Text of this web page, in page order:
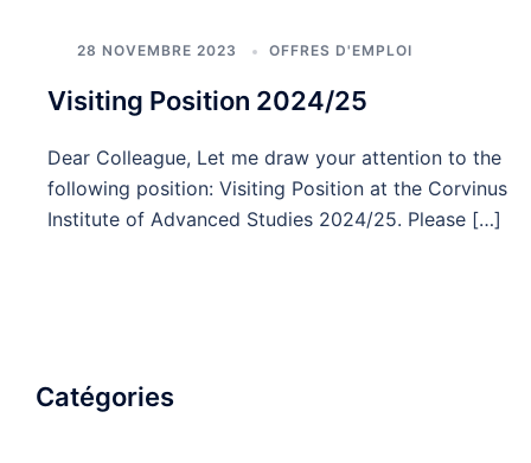
28 NOVEMBRE 2023 OFFRES D'EMPLOI
Visiting Position 2024/25
Dear Colleague, Let me draw your attention to the
following position: Visiting Position at the Corvinus
Institute of Advanced Studies 2024/25. Please […]
Catégories